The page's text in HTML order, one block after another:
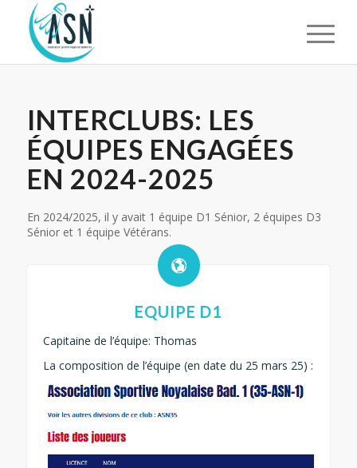
INTERCLUBS: LES
ÉQUIPES ENGAGÉES
EN 2024-2025
En 2024/2025, il y avait 1 équipe D1 Sénior, 2 équipes D3
Sénior et 1 équipe Vétérans.
EQUIPE D1
Capitaine de l’équipe: Thomas
La composition de l’équipe (en date du 25 mars 25) :